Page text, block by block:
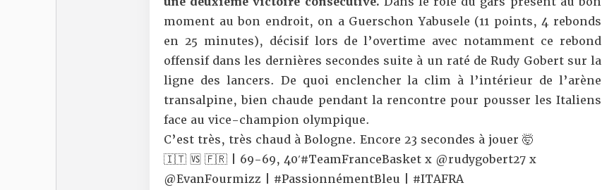
moment au bon endroit, on a Guerschon Yabusele (11 points, 4 rebonds
en 25 minutes), décisif lors de l’overtime avec notamment ce rebond
offensif dans les dernières secondes suite à un raté de Rudy Gobert sur la
ligne des lancers. De quoi enclencher la clim à l’intérieur de l’arène
transalpine, bien chaude pendant la rencontre pour pousser les Italiens
face au vice-champion olympique.
C’est très, très chaud à Bologne. Encore 23 secondes à jouer 🤯
🇮🇹 🆚 🇫🇷 | 69-69, 40′#TeamFranceBasket x @rudygobert27 x
@EvanFourmizz
#PassionnémentBleu
#ITAFRA